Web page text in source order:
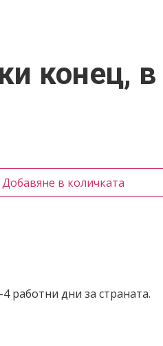
конец,
Добавяне в количката
работни дни за страната.